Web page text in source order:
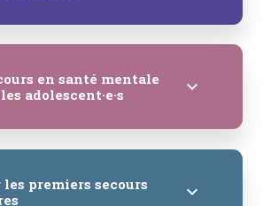
en santé mentale
adolescent·e·s
keyboard_arrow_down
premiers secours
keyboard_arrow_down